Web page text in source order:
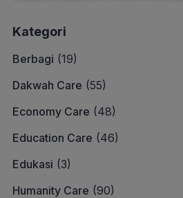
Kategori
Berbagi (19)
Dakwah Care (55)
Economy Care (48)
Education Care (46)
Edukasi (3)
Humanity Care (90)